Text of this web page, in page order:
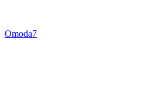
Omoda7